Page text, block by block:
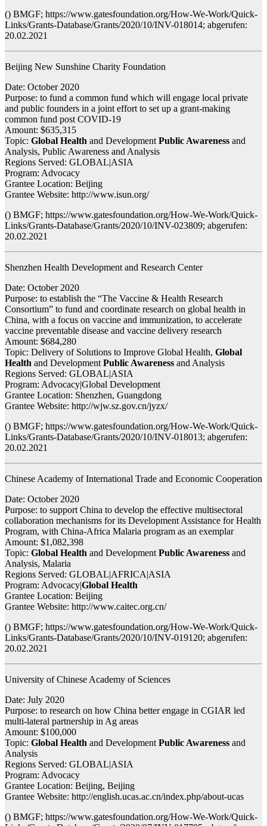
() BMGF; https://www.gatesfoundation.org/How-We-Work/Quick-
Links/Grants-Database/Grants/2020/10/INV-018014; abgerufen:
20.02.2021
Beijing New Sunshine Charity Foundation
Date: October 2020
Purpose: to fund a common fund which will engage local private
and public founders in a joint effort to set up a grant-making
common fund post COVID-19
Amount: $635,315
Topic: Global Health and DevelopmentPublic Awareness and
Analysis, Public Awareness and Analysis
Regions Served: GLOBAL|ASIA
Program: Advocacy
Grantee Location: Beijing
Grantee Website: http://www.isun.org/
() BMGF; https://www.gatesfoundation.org/How-We-Work/Quick-
Links/Grants-Database/Grants/2020/10/INV-023809; abgerufen:
20.02.2021
Shenzhen Health Development and Research Center
Date: October 2020
Purpose: to establish the “The Vaccine & Health Research
Consortium” to fund and coordinate research on global health in
China, with a focus on vaccine and immunization, to accelerate
vaccine preventable disease and vaccine delivery research
Amount: $684,280
Topic: Delivery of Solutions to Improve Global Health, Global
Health and DevelopmentPublic Awareness and Analysis
Regions Served: GLOBAL|ASIA
Program: Advocacy|Global Development
Grantee Location: Shenzhen, Guangdong
Grantee Website: http://wjw.sz.gov.cn/jyzx/
() BMGF; https://www.gatesfoundation.org/How-We-Work/Quick-
Links/Grants-Database/Grants/2020/10/INV-018013; abgerufen:
20.02.2021
Chinese Academy of International Trade and Economic Cooperation
Date: October 2020
Purpose: to support China to develop the effective multisectoral
collaboration mechanisms for its Development Assistance for Health
Program, with China-Africa Malaria program as an exemplar
Amount: $1,082,398
Topic: Global Health and DevelopmentPublic Awareness and
Analysis, Malaria
Regions Served: GLOBAL|AFRICA|ASIA
Program: Advocacy|Global Health
Grantee Location: Beijing
Grantee Website: http://www.caitec.org.cn/
() BMGF; https://www.gatesfoundation.org/How-We-Work/Quick-
Links/Grants-Database/Grants/2020/10/INV-019120; abgerufen:
20.02.2021
University of Chinese Academy of Sciences
Date: July 2020
Purpose: to research on how China better engage in CGIAR led
multi-lateral partnership in Ag areas
Amount: $100,000
Topic: Global Health and DevelopmentPublic Awareness and
Analysis
Regions Served: GLOBAL|ASIA
Program: Advocacy
Grantee Location: Beijing, Beijing
Grantee Website: http://english.ucas.ac.cn/index.php/about-ucas
() BMGF; https://www.gatesfoundation.org/How-We-Work/Quick-